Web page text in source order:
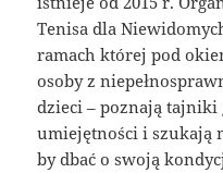
Tenisa dla
ramach której pod
osoby z
dzieci – poznają
umiejętności i szukają
by dbać o swoją